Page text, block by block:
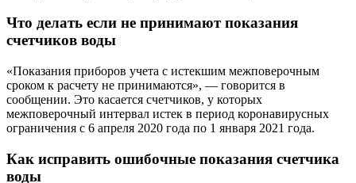
Что делать если не принимают показания
счетчиков воды
«Показания приборов учета с истекшим межповерочным
сроком к расчету не принимаются», — говорится в
сообщении. Это касается счетчиков, у которых
межповерочный интервал истек в период коронавирусных
ограничения с 6 апреля 2020 года по 1 января 2021 года.
Как исправить ошибочные показания счетчика
воды